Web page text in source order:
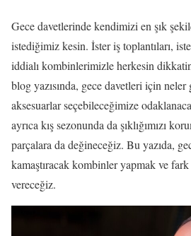
Gece davetlerinde kendimizi en şık
istediğimiz kesin. İster iş toplantıları,
iddialı kombinlerimizle herkesin
blog yazısında, gece davetleri için
aksesuarlar seçebileceğimize
ayrıca kış sezonunda da şıklığımızı
parçalara da değineceğiz. Bu yazıda,
kamaştıracak kombinler yapmak ve
vereceğiz.